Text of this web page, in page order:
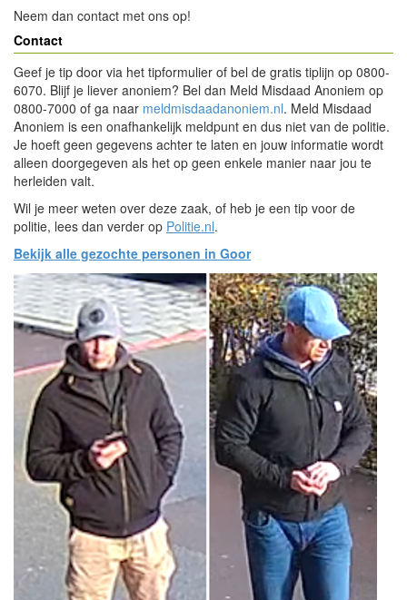
Neem dan contact met ons op!
Contact
Geef je tip door via het tipformulier of bel de gratis tiplijn op 0800-
6070. Blijf je liever anoniem? Bel dan Meld Misdaad Anoniem op
0800-7000 of ga naar meldmisdaadanoniem.nl. Meld Misdaad
Anoniem is een onafhankelijk meldpunt en dus niet van de politie.
Je hoeft geen gegevens achter te laten en jouw informatie wordt
alleen doorgegeven als het op geen enkele manier naar jou te
herleiden valt.
Wil je meer weten over deze zaak, of heb je een tip voor de
politie, lees dan verder op Politie.nl.
Bekijk alle gezochte personen in Goor